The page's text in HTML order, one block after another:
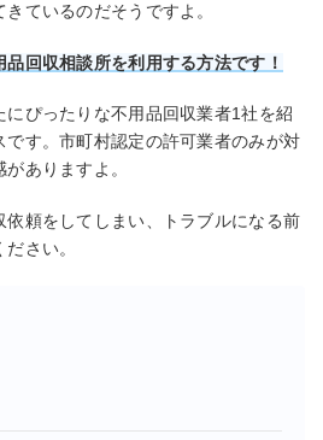
ているのだそうですよ。
回収相談所を利用する方法です！
ぴったりな不用品回収業者1社を紹
す。市町村認定の許可業者のみが対
ありますよ。
頼をしてしまい、トラブルになる前
さい。